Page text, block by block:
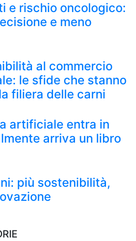
e rischio oncologico:
e meno
al commercio
le sfide che stanno
filiera delle carni
artificiale entra in
arriva un libro
più sostenibilità,